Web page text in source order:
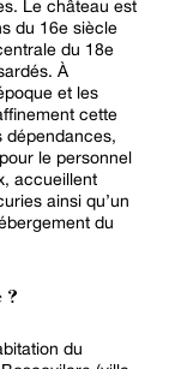
Le château est
du 16e siècle
du 18e
À
et les
cette
dépendances,
le personnel
accueillent
ainsi qu’un
du
?
du